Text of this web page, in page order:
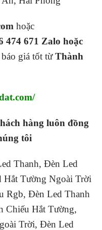
hoặc
474 671 Zalo hoặc
giá tốt từThành
hàng luôn đồng
tôi
Thanh, Đèn Led
Hắt Tường Ngoài Trời
Rgb, Đèn Led Thanh
Chiếu Hắt Tường,
Trời, Đèn Led